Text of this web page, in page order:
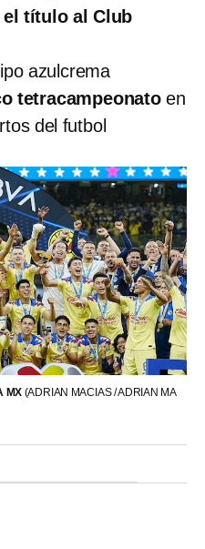
el título al Club
azulcrema
tetracampeonatoen
del futbol
MX (ADRIAN MACIAS / ADRIAN MA